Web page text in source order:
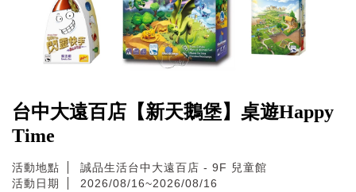
台中大遠百店【新天鵝堡】桌遊Happy
Time
活動地點
誠品生活台中大遠百店 - 9F 兒童館
活動日期
2026/08/16~2026/08/16